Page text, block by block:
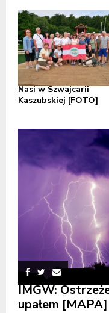
Nasi w Szwajcarii
Kaszubskiej [FOTO]
IMGW:
upałem [MAPA]